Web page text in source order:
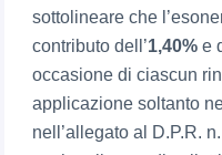
sottolineare che
contributo dell’1,40% e
occasione di ciascun
applicazione soltanto
nell’allegato al D.P.R.